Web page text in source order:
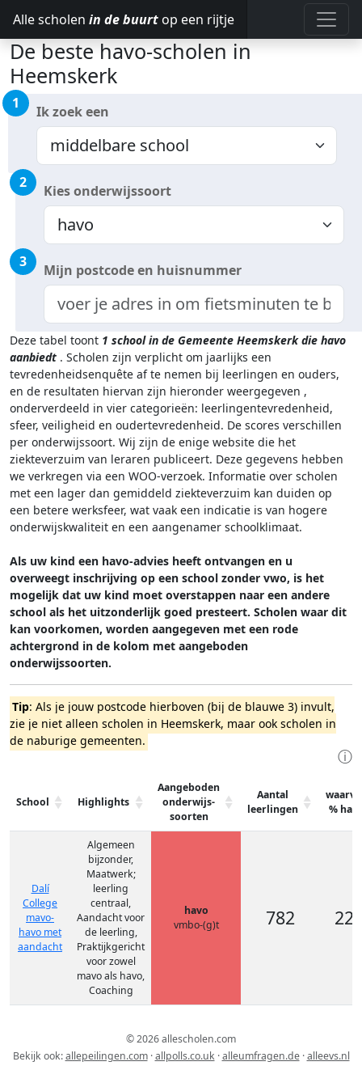
Alle scholen in de buurt op een rijtje
De beste havo-scholen in
Heemskerk
1 Ik zoek een
2 Kies onderwijssoort
3 Mijn postcode en huisnummer
Deze tabel toont 1 school in de Gemeente Heemskerk die havo
aanbiedt . Scholen zijn verplicht om jaarlijks een
tevredenheidsenquête af te nemen bij leerlingen en ouders,
en de resultaten hiervan zijn hieronder weergegeven ,
onderverdeeld in vier categorieën: leerlingentevredenheid,
sfeer, veiligheid en oudertevredenheid. De scores verschillen
per onderwijssoort. Wij zijn de enige website die het
ziekteverzuim van leraren publiceert. Deze gegevens hebben
we verkregen via een WOO-verzoek. Informatie over scholen
met een lager dan gemiddeld ziekteverzuim kan duiden op
een betere werksfeer, wat vaak een indicatie is van hogere
onderwijskwaliteit en een aangenamer schoolklimaat.
Als uw kind een havo-advies heeft ontvangen en u
overweegt inschrijving op een school zonder vwo, is het
mogelijk dat uw kind moet overstappen naar een andere
school als het uitzonderlijk goed presteert. Scholen waar dit
kan voorkomen, worden aangegeven met een rode
achtergrond in de kolom met aangeboden
onderwijssoorten.
Tip: Als je jouw postcode hierboven (bij de blauwe 3) invult,
zie je niet alleen scholen in Heemskerk, maar ook scholen in
de naburige gemeenten.
ⓘ
School Highlights
Aangeboden
onderwijs-
soorten
Aantal
leerlingen
%
Dalí
College
mavo-
havo met
aandacht
Algemeen
bijzonder,
Maatwerk;
leerling
centraal,
Aandacht voor
de leerling,
Praktijkgericht
voor zowel
mavo als havo,
Coaching
havo
vmbo-(g)t
782 22
© 2026 allescholen.com
Bekijk ook:allepeilingen.com·allpolls.co.uk ·alleumfragen.de·alleevs.nl